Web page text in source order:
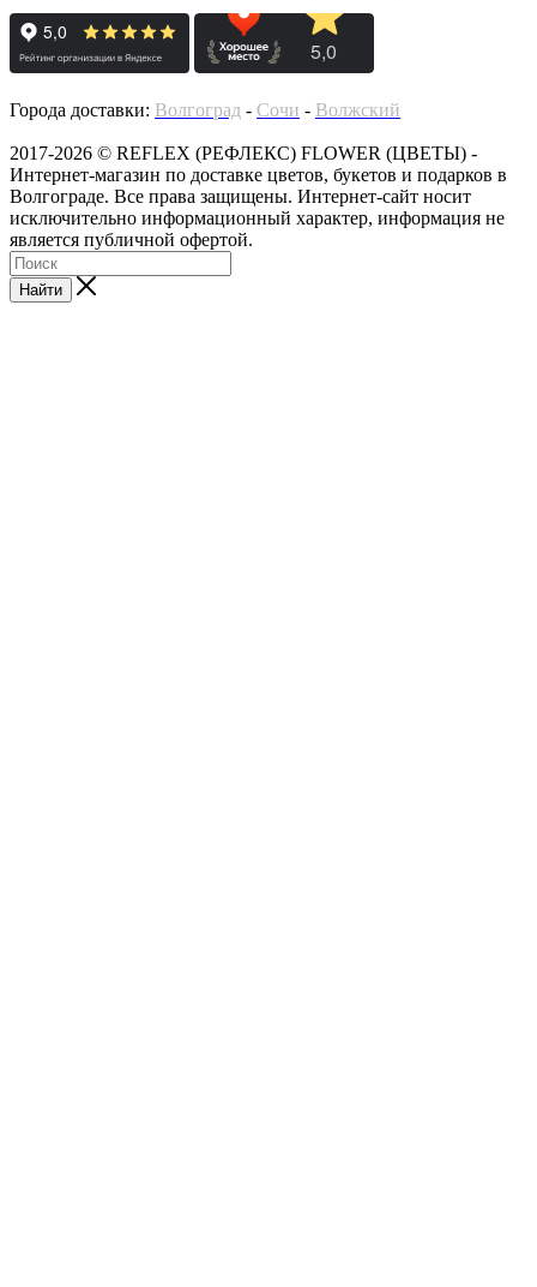
Города доставки: Волгоград - Сочи - Волжский
2017-2026 © REFLEX (РЕФЛЕКС) FLOWER (ЦВЕТЫ) -
Интернет-магазин по доставке цветов, букетов и подарков в
Волгограде. Все права защищены. Интернет-сайт носит
исключительно информационный характер, информация не
является публичной офертой.
Найти